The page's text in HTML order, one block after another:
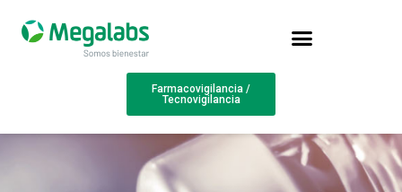
Farmacovigilancia /
Tecnovigilancia